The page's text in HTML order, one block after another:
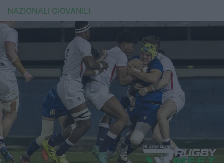
Rugby Sevens
Internazionale
6 Nazioni
United Rugby Championship
Top14
Premiership
NAZIONALI GIOVANILI